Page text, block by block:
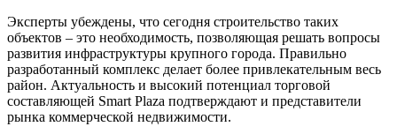
Эксперты убеждены, что сегодня строительство таких
объектов – это необходимость, позволяющая решать вопросы
развития инфраструктуры крупного города. Правильно
разработанный комплекс делает более привлекательным весь
район. Актуальность и высокий потенциал торговой
составляющей Smart Plaza подтверждают и представители
рынка коммерческой недвижимости.